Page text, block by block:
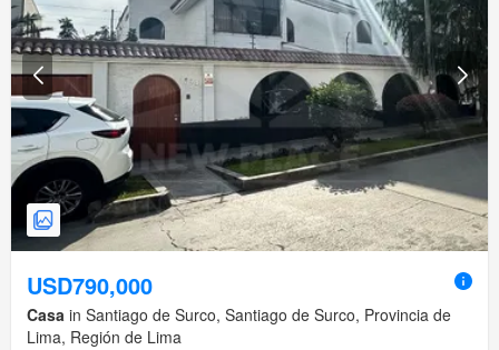
USD790,000
Casa in Santiago de Surco, Santiago de Surco, Provincia de
Lima, Región de Lima